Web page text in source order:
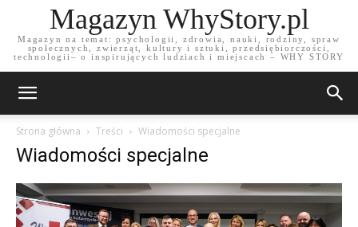
Magazyn WhyStory.pl
Magazyn na temat: psychologii, zdrowia, nauki, rodziny, spraw
społecznych, zwierząt, kultury i sztuki, przedsiębiorczości,
technologii– o inspirujących ludziach i miejscach – WHY STORY
Strona główna Treści Wiadomości specjalne
Wiadomości specjalne